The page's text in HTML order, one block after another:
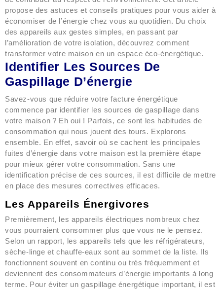
propose des astuces et conseils pratiques pour vous aider à
économiser de l’énergie chez vous au quotidien. Du choix
des appareils aux gestes simples, en passant par
l’amélioration de votre isolation, découvrez comment
transformer votre maison en un espace éco-énergétique.
Identifier Les Sources De
Gaspillage D’énergie
Savez-vous que réduire votre facture énergétique
commence par identifier les sources de gaspillage dans
votre maison ? Eh oui ! Parfois, ce sont les habitudes de
consommation qui nous jouent des tours. Explorons
ensemble. En effet, savoir où se cachent les principales
fuites d’énergie dans votre maison est la première étape
pour mieux gérer votre consommation. Sans une
identification précise de ces sources, il est difficile de mettre
en place des mesures correctives efficaces.
Les Appareils Énergivores
Premièrement, les appareils électriques nombreux chez
vous pourraient consommer plus que vous ne le pensez.
Selon un rapport, les appareils tels que les réfrigérateurs,
sèche-linge et chauffe-eaux sont au sommet de la liste. Ils
fonctionnent souvent en continu ou très fréquemment et
deviennent des consommateurs d’énergie importants à long
terme. Pour éviter un gaspillage énergétique important, il est